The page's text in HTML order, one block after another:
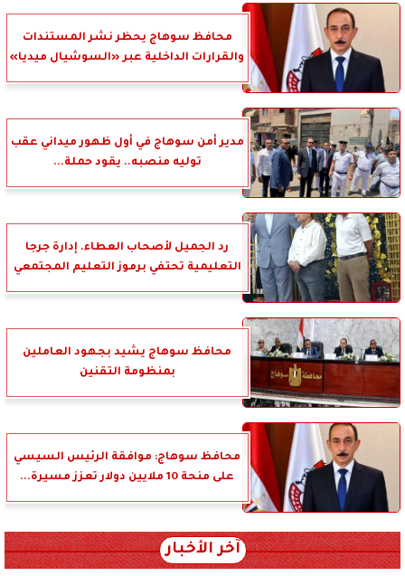
محافظ سوهاج يحظر نشر المستندات
والقرارات الداخلية عبر «السوشيال ميديا»
مدير أمن سوهاج في أول ظهور ميداني عقب
توليه منصبه.. يقود حملة...
رد الجميل لأصحاب العطاء. إدارة جرجا
التعليمية تحتفي برموز التعليم المجتمعي
محافظ سوهاج يشيد بجهود العاملين
بمنظومة التقنين
محافظ سوهاج: موافقة الرئيس السيسي
على منحة 10 ملايين دولار تعزز مسيرة...
آخر الأخبار